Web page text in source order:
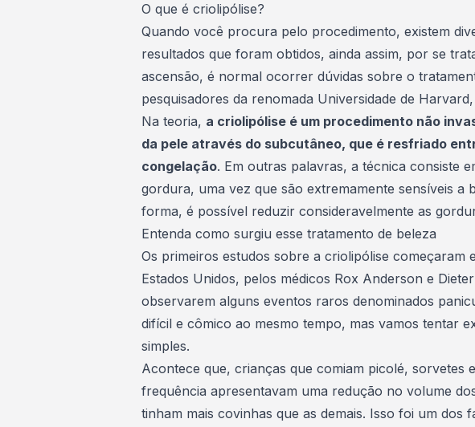
O que é criolipólise?
Quando você procura pelo procedimento, existem
resultados que foram obtidos, ainda assim, por se
ascensão, é normal ocorrer dúvidas sobre o
pesquisadores da renomada Universidade de
Na teoria, a criolipólise é um procedimento não
da pele através do subcutâneo, que é resfriado
congelação. Em outras palavras, a técnica consiste
gordura, uma vez que são extremamente sensíveis a
forma, é possível reduzir consideravelmente as
Entenda como surgiu esse tratamento de beleza
Os primeiros estudos sobre a criolipólise começaram
Estados Unidos, pelos médicos Rox Anderson e
observarem alguns eventos raros denominados
difícil e cômico ao mesmo tempo, mas vamos tentar
simples.
Acontece que, crianças que comiam picolé, sorvetes
frequência apresentavam uma redução no volume
tinham mais covinhas que as demais. Isso foi um dos